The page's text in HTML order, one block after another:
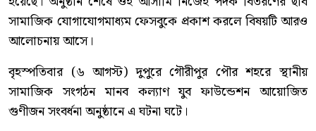
সামাজিক যোগাযোগমাধ্যম ফেসবুকে প্রকাশ করলে বিষয়টি আরও
আলোচনায় আসে।
বৃহস্পতিবার (৬ আগস্ট) দুপুরে গৌরীপুর পৌর শহরে স্থানীয়
সামাজিক সংগঠন মানব কল্যাণ যুব ফাউন্ডেশন আয়োজিত
গুণীজন সংবর্ধনা অনুষ্ঠানে এ ঘটনা ঘটে।